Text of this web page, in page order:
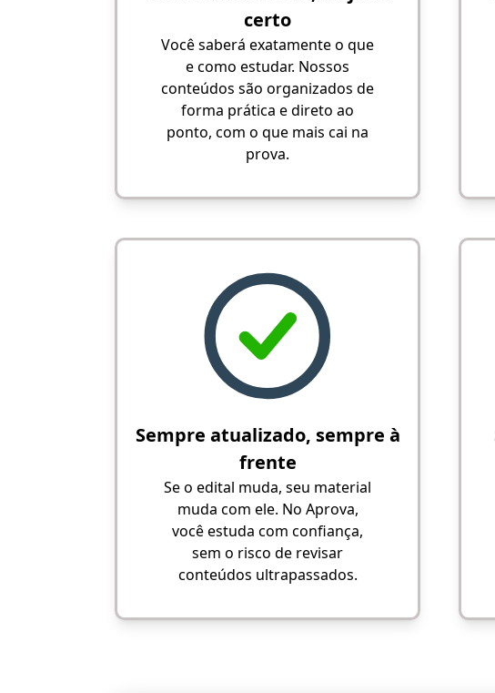
certo
Você saberá exatamente o que
e como estudar. Nossos
conteúdos são organizados de
forma prática e direto ao
ponto, com o que mais cai na
prova.
Sempre atualizado, sempre à
frente
Se o edital muda, seu material
muda com ele. No Aprova,
você estuda com confiança,
sem o risco de revisar
conteúdos ultrapassados.